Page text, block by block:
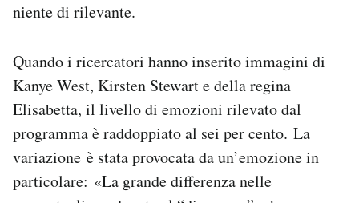
niente di rilevante.
Quando i ricercatori hanno inserito immagini di
Kanye West, Kirsten Stewart e della regina
Elisabetta, il livello di emozioni rilevato dal
programma è raddoppiato al sei per cento. La
variazione è stata provocata da un’emozione in
particolare: «La grande differenza nelle